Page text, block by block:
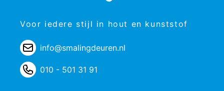
Voor iedere stijl in hout en kunststof
info@smalingdeuren.nl
010 - 501 31 91